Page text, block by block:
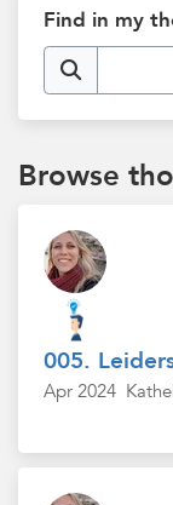
Find in my
Browse
005.
Apr 2024